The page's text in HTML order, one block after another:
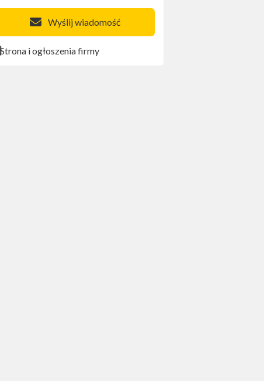
Wyślij wiadomość
Strona i ogłoszenia firmy